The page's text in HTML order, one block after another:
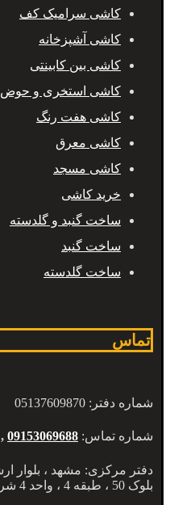
کاشی سرامیک کف
کاشی آشپزخانه
کاشی بین کابینتی
کاشی استخری و حوض
کاشی هفت رنگ
کاشی معرق
کاشی مسجد
خرید کاشی
ساخت گنبد و گلدسته
ساخت گنبد
ساخت گلدسته
تماس
شماره دفتر: 05137609870
شماره تماس: 09153069688
,
بلوک 50 ، طبقه 4 ، واحد 4 شرقی